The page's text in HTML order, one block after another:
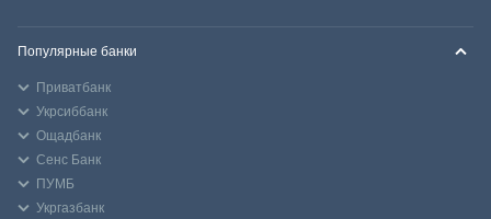
Популярные банки
Приватбанк
Укрсиббанк
Ощадбанк
Сенс Банк
ПУМБ
Укргазбанк